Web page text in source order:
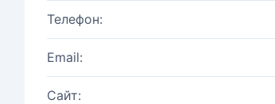
Телефон:
Email:
Сайт: